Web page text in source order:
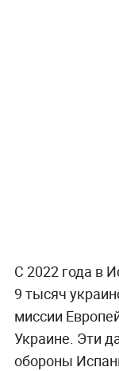
С 2022 года в
9 тысяч
миссии
Украине. Эти
обороны